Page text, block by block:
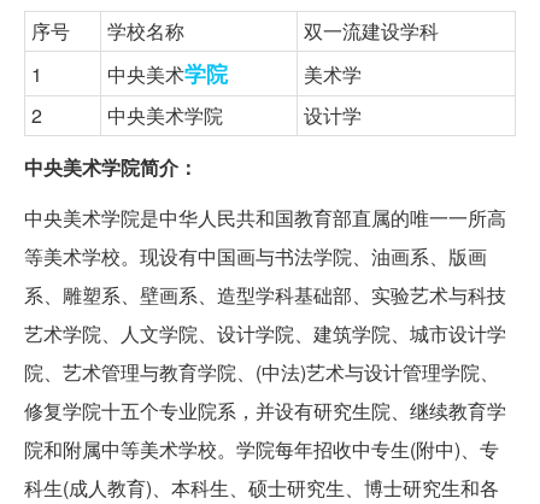
序号
学校名称
双一流建设学科
1
中央美术学院
美术学
2
中央美术学院
设计学
中央美术学院简介：
中央美术学院是中华人民共和国教育部直属的唯一一所高
等美术学校。现设有中国画与书法学院、油画系、版画
系、雕塑系、壁画系、造型学科基础部、实验艺术与科技
艺术学院、人文学院、设计学院、建筑学院、城市设计学
院、艺术管理与教育学院、(中法)艺术与设计管理学院、
修复学院十五个专业院系，并设有研究生院、继续教育学
院和附属中等美术学校。学院每年招收中专生(附中)、专
科生(成人教育)、本科生、硕士研究生、博士研究生和各